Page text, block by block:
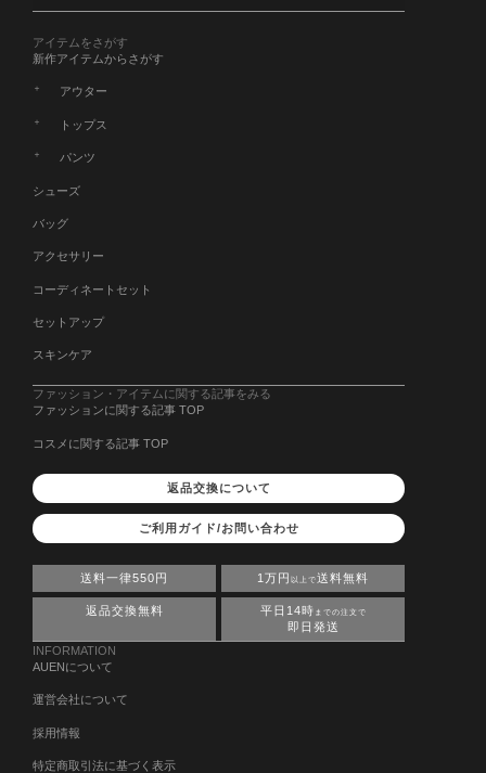
アイテムをさがす
新作アイテムからさがす
アウター
トップス
パンツ
シューズ
バッグ
アクセサリー
コーディネートセット
セットアップ
スキンケア
ファッション・アイテムに関する記事をみる
ファッションに関する記事 TOP
コスメに関する記事 TOP
返品交換について
ご利用ガイド/お問い合わせ
送料一律550円 1万円 以上で送料無料
返品交換無料 平日14時 までの注文で
即日発送
INFORMATION
AUENについて
運営会社について
採用情報
特定商取引法に基づく表示